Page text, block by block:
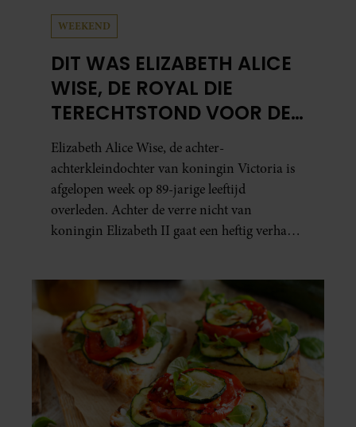
WEEKEND
DIT WAS ELIZABETH ALICE
WISE, DE ROYAL DIE
TERECHTSTOND VOOR DE
DOOD VAN HAAR BABY
Elizabeth Alice Wise, de achter-
achterkleindochter van koningin Victoria is
afgelopen week op 89-jarige leeftijd
overleden. Achter de verre nicht van
koningin Elizabeth II gaat een heftig verhaal